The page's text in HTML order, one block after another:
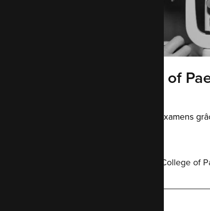
Royal College of
Faciliter le passage des examens
Learn more about Royal College of